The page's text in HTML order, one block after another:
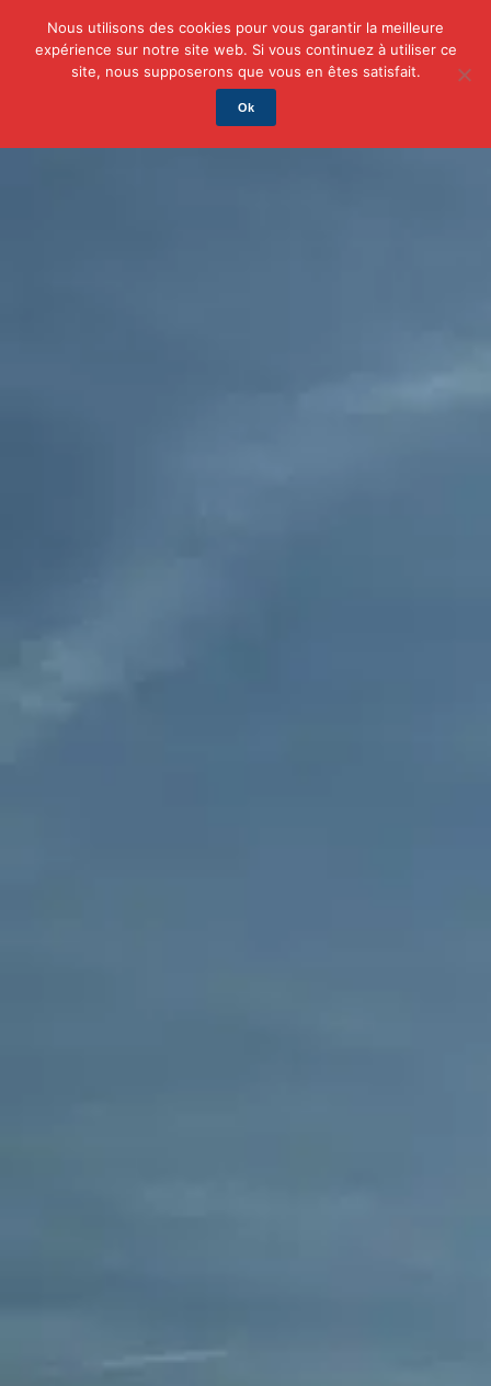
Auto/Moto Business Famille Finance
Nous utilisons des cookies pour vous garantir la meilleure
expérience sur notre site web. Si vous continuez à utiliser ce
site, nous supposerons que vous en êtes satisfait.
Ok